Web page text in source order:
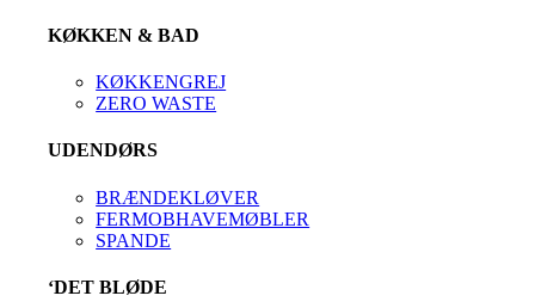
KØKKEN & BAD
KØKKENGREJ
ZERO WASTE
UDENDØRS
BRÆNDEKLØVER
FERMOBHAVEMØBLER
SPANDE
‘DET BLØDE